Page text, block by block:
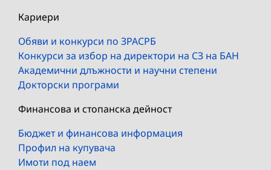
Кариери
Обяви и конкурси по ЗРАСРБ
Конкурси за избор на директори на СЗ на БАН
Академични длъжности и научни степени
Докторски програми
Финансова и стопанска дейност
Бюджет и финансова информация
Профил на купувача
Имоти под наем